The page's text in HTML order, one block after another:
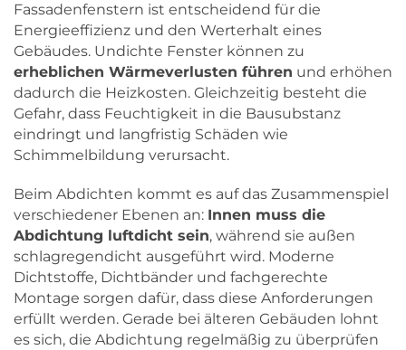
Fassadenfenstern ist entscheidend für die
Energieeffizienz und den Werterhalt eines
Gebäudes. Undichte Fenster können zu
erheblichen Wärmeverlusten führen und erhöhen
dadurch die Heizkosten. Gleichzeitig besteht die
Gefahr, dass Feuchtigkeit in die Bausubstanz
eindringt und langfristig Schäden wie
Schimmelbildung verursacht.
Beim Abdichten kommt es auf das Zusammenspiel
verschiedener Ebenen an: Innen muss die
Abdichtung luftdicht sein, während sie außen
schlagregendicht ausgeführt wird. Moderne
Dichtstoffe, Dichtbänder und fachgerechte
Montage sorgen dafür, dass diese Anforderungen
erfüllt werden. Gerade bei älteren Gebäuden lohnt
es sich, die Abdichtung regelmäßig zu überprüfen